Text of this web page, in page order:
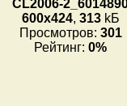
CL2006-
600x424, 313kБ
Просмотров: 301
Рейтинг: 0%